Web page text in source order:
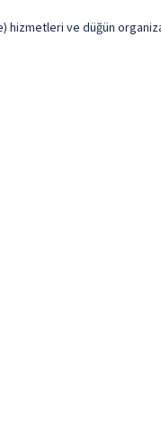
hizmetleri ve düğün